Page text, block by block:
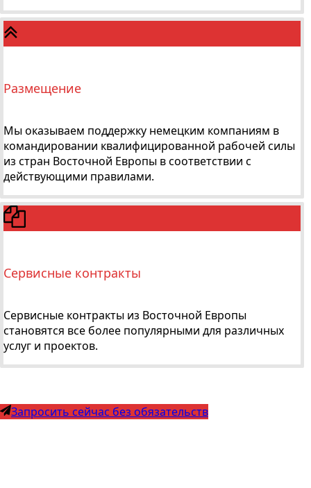
Размещение
Мы оказываем поддержку немецким компаниям в
командировании квалифицированной рабочей силы
из стран Восточной Европы в соответствии с
действующими правилами.
Сервисные контракты
Сервисные контракты из Восточной Европы
становятся все более популярными для различных
услуг и проектов.
Запросить сейчас без обязательств